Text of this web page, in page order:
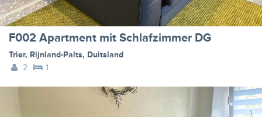
F002 Apartment mit Schlafzimmer DG
Trier, Rijnland-Palts, Duitsland
2
1